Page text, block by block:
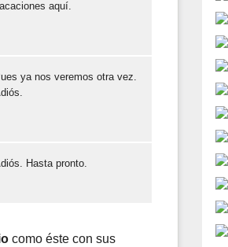
aquí.
ya nos veremos otra vez.
Hasta pronto.
como éste con sus